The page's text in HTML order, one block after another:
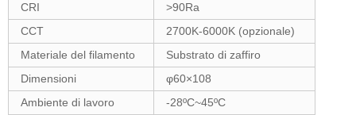
CRI
>90Ra
CCT
2700K-6000K (opzionale)
Materiale del filamento
Substrato di zaffiro
Dimensioni
φ60×108
Ambiente di lavoro
-28ºC~45ºC